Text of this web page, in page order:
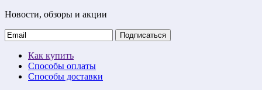
Новости, обзоры и акции
Подписаться
Как купить
Способы оплаты
Способы доставки